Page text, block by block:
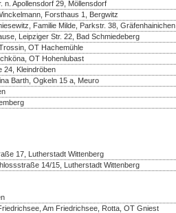
n. Apollensdorf 29, Möllensdorf
Forsthaus 1, Bergwitz
Familie Milde, Parkstr. 38, Gräfenhainichen
Leipziger Str. 22, Bad Schmiedeberg
OT Hachemühle
OT Hohenlubast
24, Kleindröben
Barth, Ogkeln 15 a, Meuro
17, Lutherstadt Wittenberg
14/15, Lutherstadt Wittenberg
Am Friedrichsee, Rotta, OT Gniest